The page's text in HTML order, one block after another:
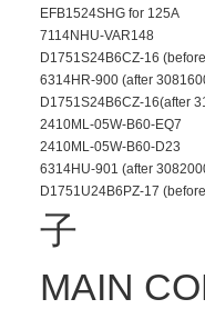
EFB1524SHG for 125A
7114NHU-VAR148
D1751S24B6CZ-16
6314HR-900 (after
D1751S24B6CZ-16(after
2410ML-05W-B60-
2410ML-05W-B60-D23
6314HU-901 (after
D1751U24B6PZ-17
子
MAIN